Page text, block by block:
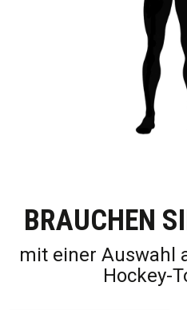
BRAUCHEN
mit einer Auswahl
Hockey-